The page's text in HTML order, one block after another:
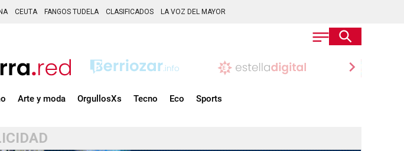
CEUTA FANGOS TUDELA CLASIFICADOS LA VOZ DEL MAYOR
chevron_right
Arte y moda OrgullosXs Tecno Eco Sports